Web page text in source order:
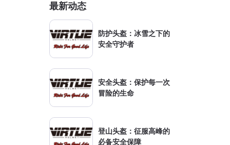
最新动态
防护头盔：冰雪之下的
安全守护者
安全头盔：保护每一次
冒险的生命
登山头盔：征服高峰的
必备安全保障